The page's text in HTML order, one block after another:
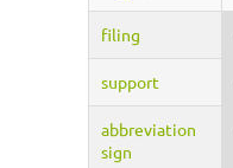
filing
support
abbreviation
sign